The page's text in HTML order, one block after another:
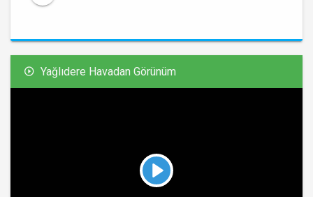
Yağlıdere Havadan Görünüm
Play